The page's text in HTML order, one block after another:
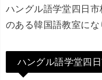
ハングル語学堂四日
のある韓国語教室にな
ハングル語学堂四